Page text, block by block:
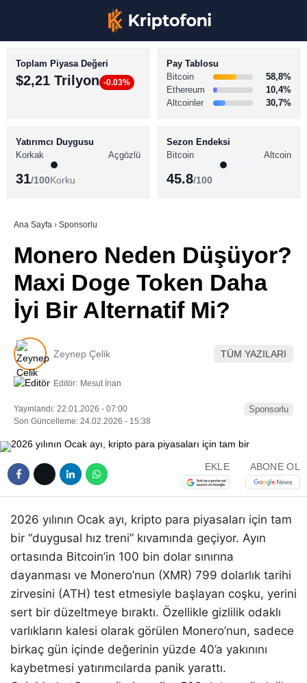
Youtube
TikTok
BİTCOİN HABERLERİ
ALTCOİN HABERLERİ
SÖZLÜK
Toplam Piyasa Değeri
$2,21 Trilyon -0.03%
Pay Tablosu
Bitcoin
58,8%
Ethereum
10,4%
Altcoinler
30,7%
Yatırımcı Duygusu
Korkak
Açgözlü
31/100Korku
Sezon Endeksi
Bitcoin
Altcoin
45.8/100
Ana Sayfa › Sponsorlu
Monero Neden Düşüyor?
Maxi Doge Token Daha
İyi Bir Alternatif Mi?
Zeynep Çelik TÜM YAZILARI
Editör: Mesut İnan
Yayınlandı: 22.01.2026 - 07:00
Son Güncelleme: 24.02.2026 - 15:38
Sponsorlu
EKLE ABONE OL
2026 yılının Ocak ayı, kripto para piyasaları için tam
bir “duygusal hız treni” kıvamında geçiyor. Ayın
ortasında Bitcoin’in 100 bin dolar sınırına
dayanması ve Monero’nun (XMR) 799 dolarlık tarihi
zirvesini (ATH) test etmesiyle başlayan coşku, yerini
sert bir düzeltmeye bıraktı. Özellikle gizlilik odaklı
varlıkların kalesi olarak görülen Monero’nun, sadece
birkaç gün içinde değerinin yüzde 40’a yakınını
kaybetmesi yatırımcılarda panik yarattı.